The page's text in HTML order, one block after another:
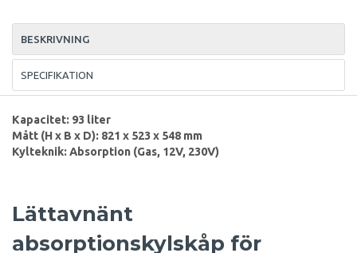
BESKRIVNING
SPECIFIKATION
Kapacitet: 93 liter
Mått (H x B x D): 821 x 523 x 548 mm
Kylteknik: Absorption (Gas, 12V, 230V)
Lättavnänt
absorptionskylskåp för